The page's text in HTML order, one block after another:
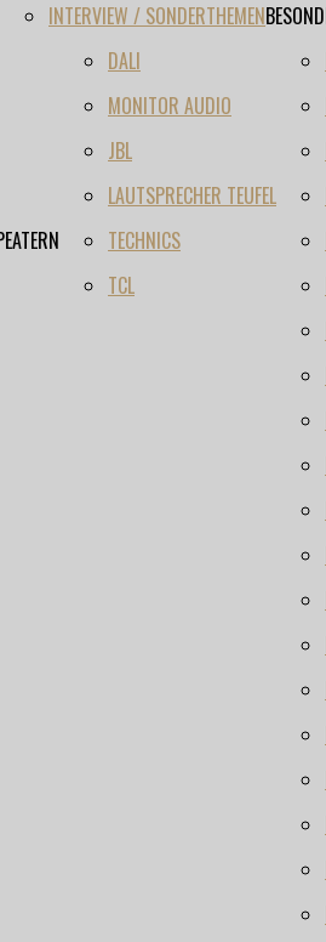
INTERVIEW / SONDERTHEMEN
DALI
MONITOR AUDIO
JBL
LAUTSPRECHER TEUFEL
TECHNICS
TCL